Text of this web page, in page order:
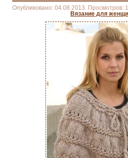
Опубликовано: 04.08.2013. Просмотров:
Вязание для